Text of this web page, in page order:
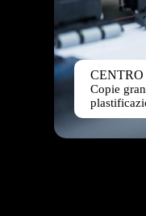
CENTRO
Copie